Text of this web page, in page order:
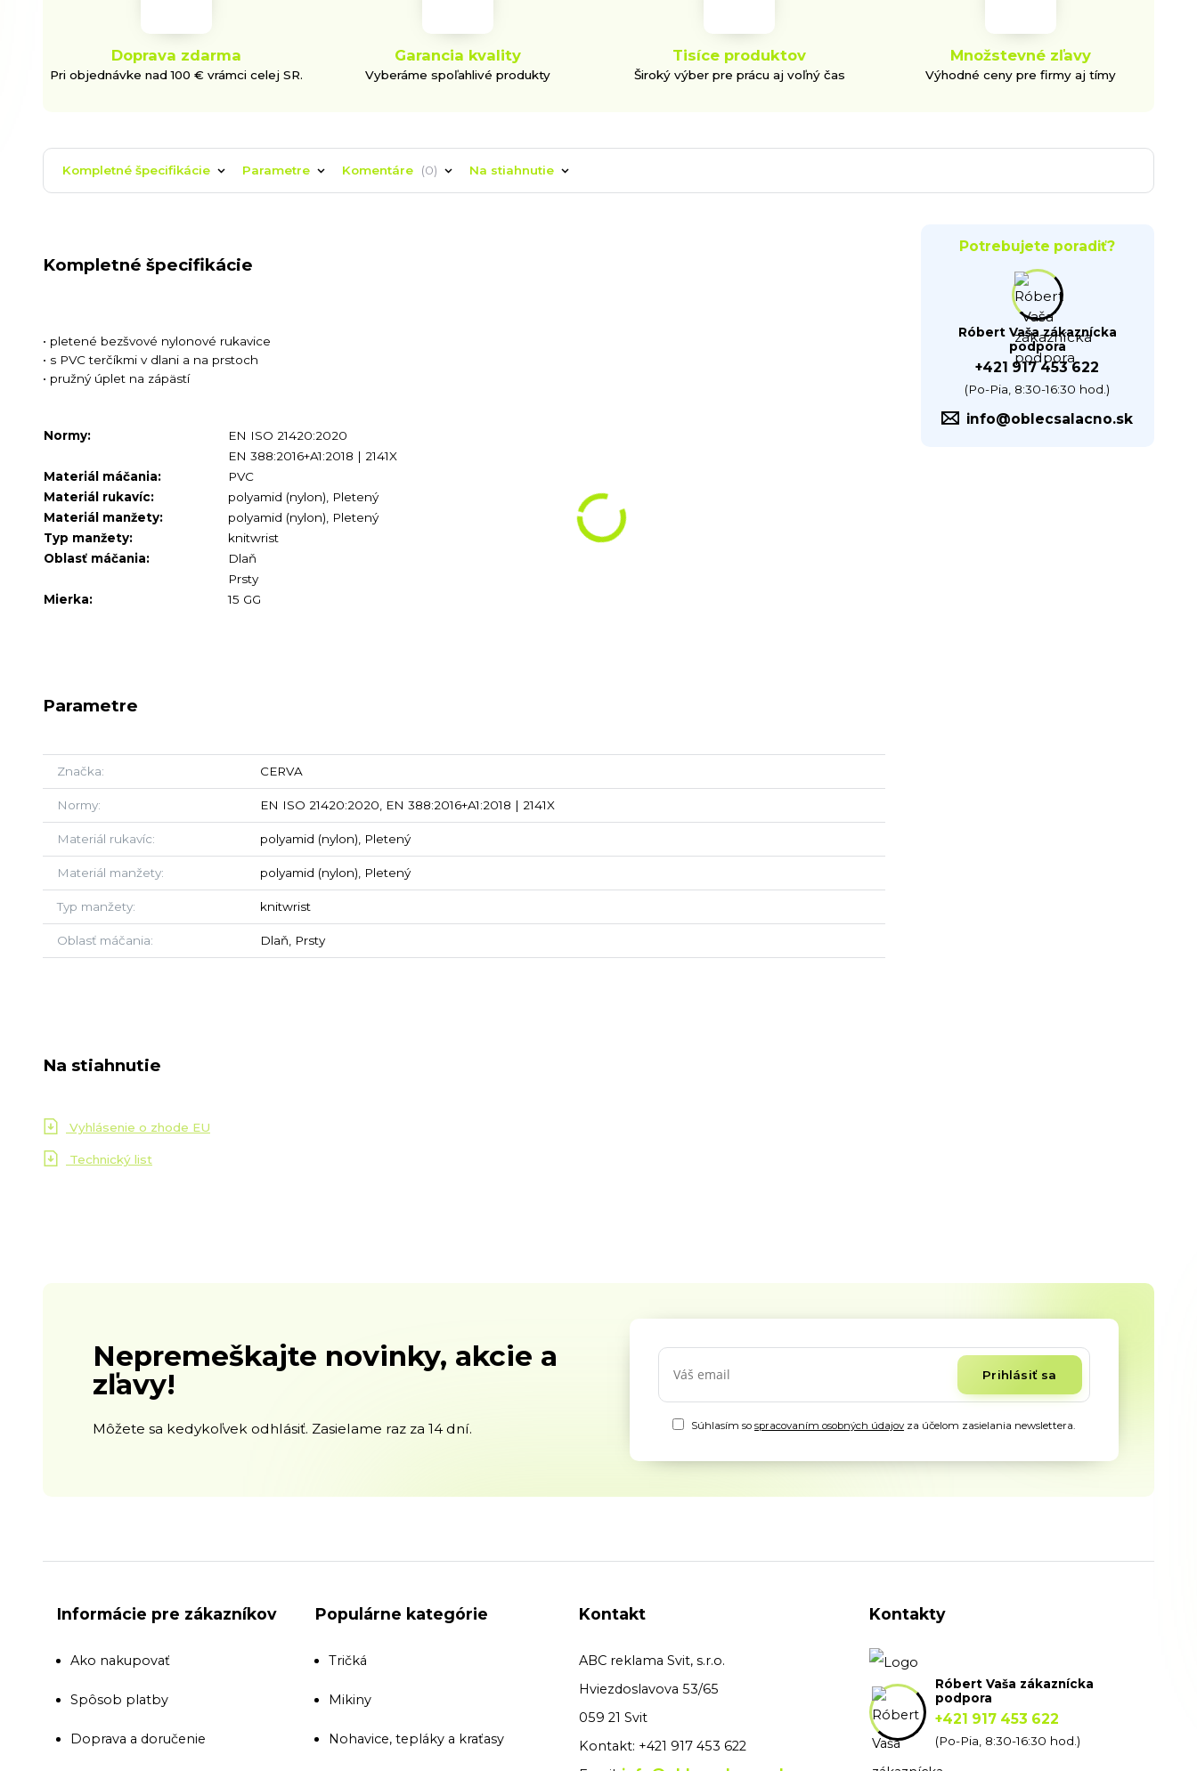
Doprava zdarma
Pri objednávke nad 100 € vrámci celej SR.
Garancia kvality
Vyberáme spoľahlivé produkty
Tisíce produktov
Široký výber pre prácu aj voľný čas
Množstevné zľavy
Výhodné ceny pre firmy aj tímy
Kompletné špecifikácie Parametre Komentáre 0 Na stiahnutie
Kompletné špecifikácie
• pletené bezšvové nylonové rukavice
• s PVC terčíkmi v dlani a na prstoch
• pružný úplet na zápästí
Normy:
EN ISO 21420:2020
EN 388:2016+A1:2018 | 2141X
Materiál máčania:
PVC
Materiál rukavíc:
polyamid (nylon), Pletený
Materiál manžety:
polyamid (nylon), Pletený
Typ manžety:
knitwrist
Oblasť máčania:
Dlaň
Prsty
Mierka:
15 GG
Parametre
Značka CERVA
Normy EN ISO 21420:2020, EN 388:2016+A1:2018 | 2141X
Materiál rukavíc polyamid (nylon), Pletený
Materiál manžety polyamid (nylon), Pletený
Typ manžety knitwrist
Oblasť máčania Dlaň, Prsty
Potrebujete poradiť?
Róbert Vaša zákaznícka
podpora
+421 917 453 622
(Po-Pia, 8:30-16:30 hod.)
info@oblecsalacno.sk
Na stiahnutie
Vyhlásenie o zhode EU
Technický list
Nepremeškajte novinky, akcie a
zľavy!
Môžete sa kedykoľvek odhlásiť. Zasielame raz za 14 dní.
Prihlásiť sa
Súhlasím sospracovaním osobných údajov za účelom zasielania newslettera.
Informácie pre zákazníkov
Ako nakupovať
Spôsob platby
Doprava a doručenie
Populárne kategórie
Tričká
Mikiny
Nohavice, tepláky a kraťasy
Kontakt
ABC reklama Svit, s.r.o.
Hviezdoslavova 53/65
059 21 Svit
Kontakt: +421 917 453 622
Kontakty
Róbert Vaša zákaznícka
podpora
+421 917 453 622
(Po-Pia, 8:30-16:30 hod.)